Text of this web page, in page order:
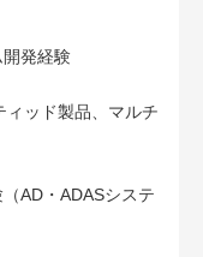
開発経験
ィッド製品、マルチ
AD・ADASシステ